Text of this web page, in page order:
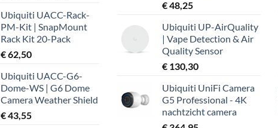
was:
€ 37,99.
is:
€ 32,19.
Ubiquiti UACC-Rack-
PM-Kit | SnapMount
Rack Kit 20-Pack
€62,50
Ubiquiti UACC-G6-
Dome-WS | G6 Dome
Camera Weather Shield
€43,55
€48,25
Ubiquiti UP-AirQuality
| Vape Detection & Air
Quality Sensor
€ 130,30
Ubiquiti UniFi Camera
G5 Professional - 4K
nachtzicht camera